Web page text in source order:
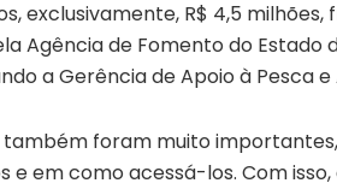
exclusivamente, R$ 4,5
Agência de Fomento do
a Gerência de Apoio à Pesca
também foram muito
e em como acessá-los. Com